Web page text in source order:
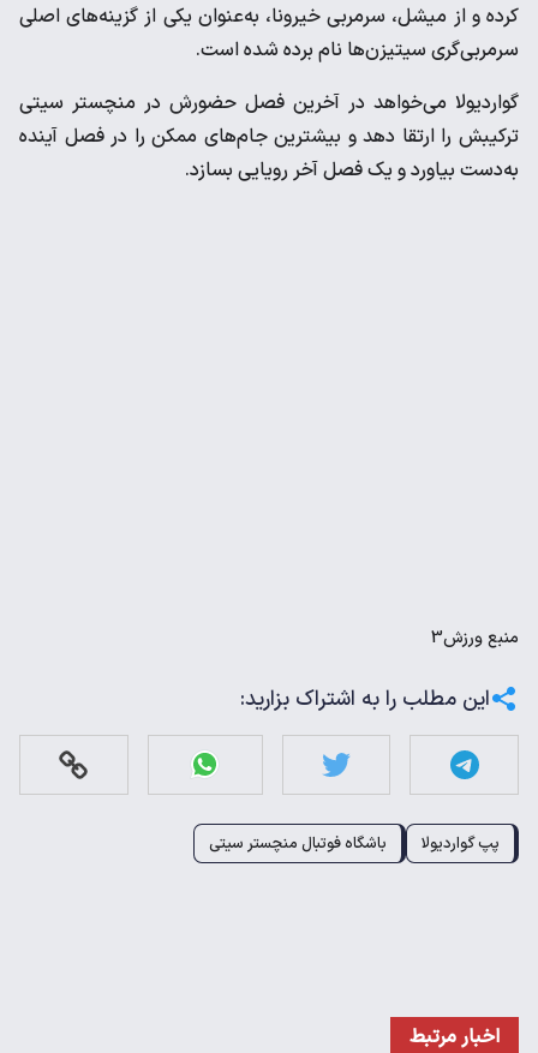
کرده و از میشل، سرمربی خیرونا، به‌عنوان یکی از گزینه‌های اصلی
سرمربی‌گری سیتیزن‌ها نام برده شده است.
گواردیولا می‌خواهد در آخرین فصل حضورش در منچستر سیتی
ترکیبش را ارتقا دهد و بیشترین جام‌های ممکن را در فصل آینده
به‌دست بیاورد و یک فصل آخر رویایی بسازد.
منبعورزش3
این مطلب را به اشتراک بزارید:
پپ گواردیولا باشگاه فوتبال منچستر سیتی
اخبار مرتبط